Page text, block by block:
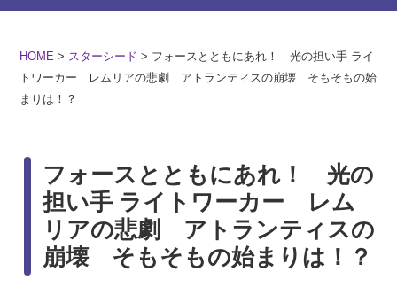
HOME > スターシード > フォースとともにあれ！ 光の担い手 ライ
トワーカー レムリアの悲劇 アトランティスの崩壊 そもそもの始
まりは！？
フォースとともにあれ！ 光の
担い手 ライトワーカー レム
リアの悲劇 アトランティスの
崩壊 そもそもの始まりは！？